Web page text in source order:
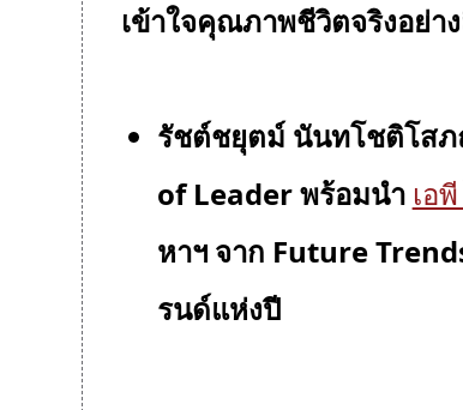
เข้าใจคุณภาพชีวิตจริงอย่า
รัชต์ชยุตม์ นันทโชติโสภ
of Leader พร้อมนำ เอ
หาฯ จาก Future
รนด์แห่งปี